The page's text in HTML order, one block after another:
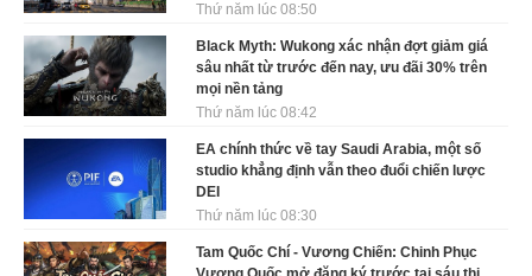
Thứ năm lúc 08:50
Black Myth: Wukong xác nhận đợt giảm giá
sâu nhất từ trước đến nay, ưu đãi 30% trên
mọi nền tảng
Thứ năm lúc 08:42
EA chính thức về tay Saudi Arabia, một số
studio khẳng định vẫn theo đuổi chiến lược
DEI
Thứ năm lúc 08:30
Tam Quốc Chí - Vương Chiến: Chinh Phục